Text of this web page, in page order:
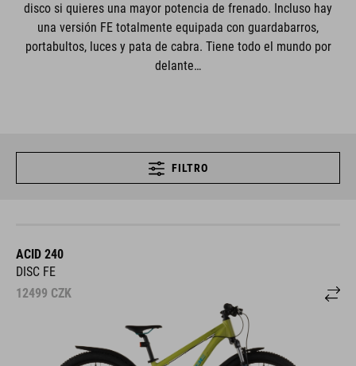
disco si quieres una mayor potencia de frenado. Incluso hay
una versión FE totalmente equipada con guardabarros,
portabultos, luces y pata de cabra. Tiene todo el mundo por
delante…
FILTRO
ACID 240
DISC FE
12499 CZK